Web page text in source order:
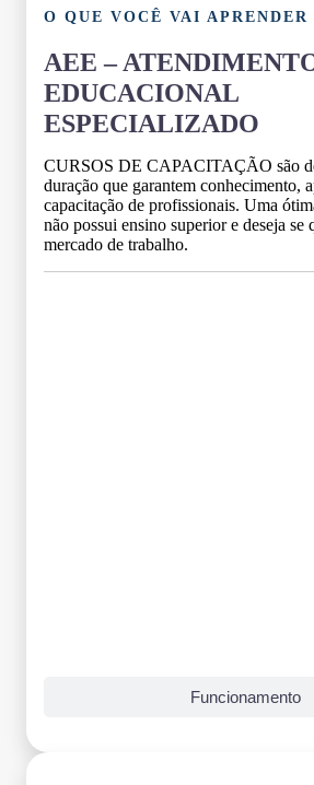
O QUE VOCÊ VAI APRENDER
AEE –
EDUCACIONAL
ESPECIALIZADO
CURSOS DE CAPACITAÇÃO são
duração que garantem conhecimento,
capacitação de profissionais. Uma
não possui ensino superior e deseja se
mercado de trabalho.
Funcionamento